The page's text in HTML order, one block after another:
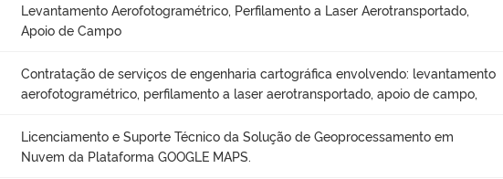
Levantamento Aerofotogramétrico, Perfilamento a Laser Aerotransportado,
Apoio de Campo
Contratação de serviços de engenharia cartográfica envolvendo: levantamento
aerofotogramétrico, perfilamento a laser aerotransportado, apoio de campo,
Licenciamento e Suporte Técnico da Solução de Geoprocessamento em
Nuvem da Plataforma GOOGLE MAPS.